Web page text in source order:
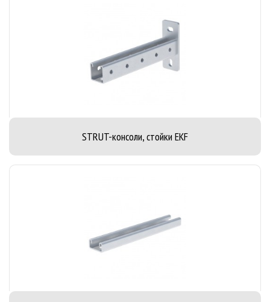
STRUT-консоли, стойки EKF